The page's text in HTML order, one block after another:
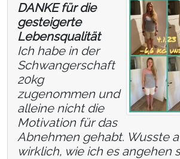
DANKE für die
gesteigerte
Lebensqualität
Ich habe in der
Schwangerschaft
20kg
zugenommen und
alleine nicht die
Motivation für das
Abnehmen gehabt. Wusste
wirklich, wie ich es angehen